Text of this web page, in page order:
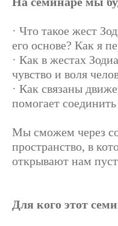
· Что такое жест
его основе? Как я
· Как в жестах
чувство и воля
· Как связаны
помогает
Мы сможем через
пространство, в
открывают нам
Для кого этот